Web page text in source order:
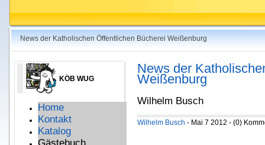
News der Katholischen Öffentlichen Bücherei Weißenburg
KÖB WUG
Home
Kontakt
Katalog
Gästebuch
News der
Weißenburg
Wilhelm Busch
Wilhelm Busch - Mai 7 2012 - (0)